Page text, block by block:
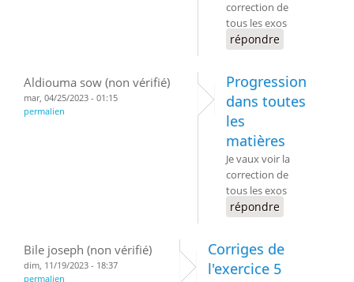
correction de
tous les exos
répondre
Aldiouma sow (non vérifié)
mar, 04/25/2023 - 01:15
permalien
Progression
dans toutes
les
matières
Je vaux voir la
correction de
tous les exos
répondre
Bile joseph (non vérifié)
dim, 11/19/2023 - 18:37
permalien
Corriges de
l'exercice 5